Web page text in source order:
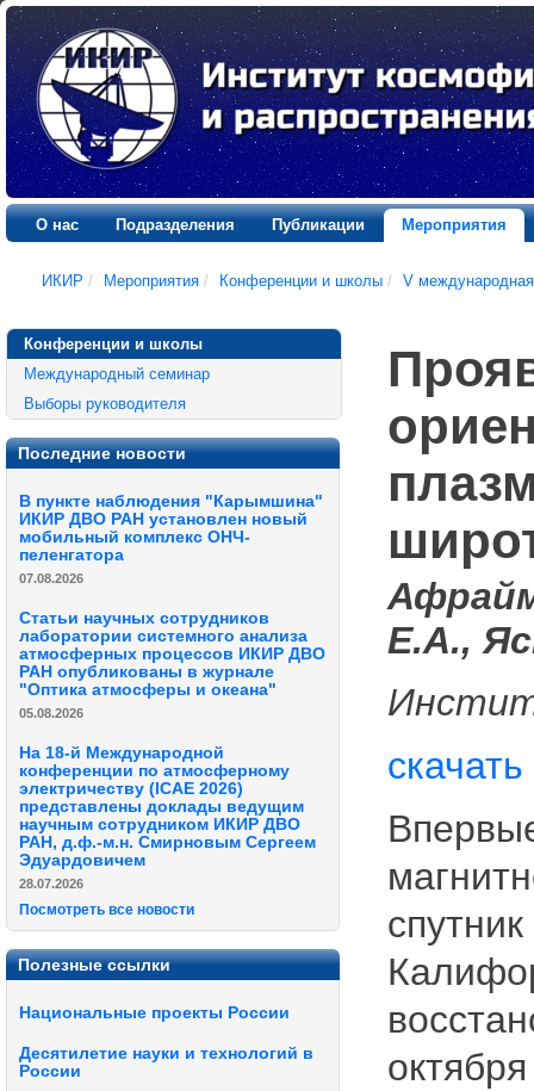
О нас Подразделения Публикации Мероприятия
ИКИР / Мероприятия / Конференции и школы / V
Конференции и школы
Международный семинар
Выборы руководителя
Последние новости
В пункте наблюдения "Карымшина"
ИКИР ДВО РАН установлен новый
мобильный комплекс ОНЧ-
пеленгатора
07.08.2026
Статьи научных сотрудников
лаборатории системного анализа
атмосферных процессов ИКИР ДВО
РАН опубликованы в журнале
"Оптика атмосферы и океана"
05.08.2026
На 18-й Международной
конференции по атмосферному
электричеству (ICAE 2026)
представлены доклады ведущим
научным сотрудником ИКИР ДВО
РАН, д.ф.-м.н. Смирновым Сергеем
Эдуардовичем
28.07.2026
Посмотреть все новости
Полезные ссылки
Национальные проекты России
Десятилетие науки и технологий в
России
Е.А.,
скачать